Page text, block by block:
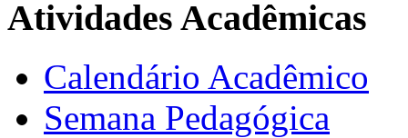
Atividades Acadêmicas
Calendário Acadêmico
Semana Pedagógica